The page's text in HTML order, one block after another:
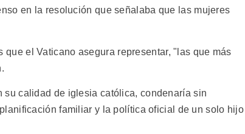
en la resolución que señalaba que las mujeres
el Vaticano asegura representar, "las que más
calidad de iglesia católica, condenaría sin
familiar y la política oficial de un solo hijo